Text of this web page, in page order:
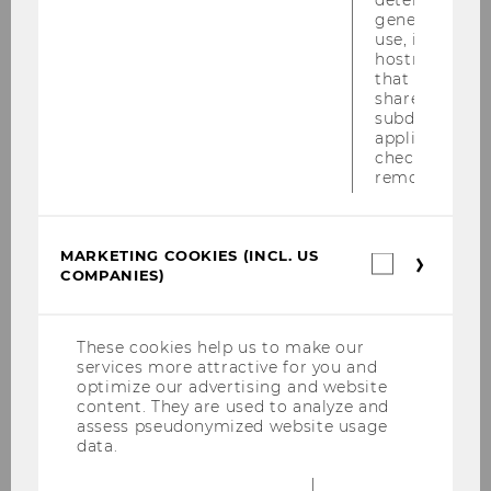
Qua­li­fied can­di­da­tes with dis­abi­li­ties are stron­
gly en­cou­ra­ged to apply for this part-​time po­si­
ti­on. If re­qui­red, re­du­ced part-​time em­ploy­
arch, which should lead to a doc­to­ra­te de­gree
at WU (Univ.Ass. prae doc, usual­ly in about 3-4
of jour­nal and con­fe­rence pu­bli­ca­ti­ons;
- the­re­by sup­por­ting cur­rent re­se­arch pro­jects
in the team of scholars around Prof. Ed­ward
Bern­ro­ider in the area of In­for­ma­ti­on Ma­nage­
ment and Con­trol with a focus on how to con­
generic
use, instead
hostname. It
that cookies
shared across
subdomains
applicable).
check, the
removed.
MARKETING COOKIES (INCL. US
COMPANIES)
These cookies help us to make our
services more attractive for you and
optimize our advertising and website
content. They are used to analyze and
assess pseudonymized website usage
data.